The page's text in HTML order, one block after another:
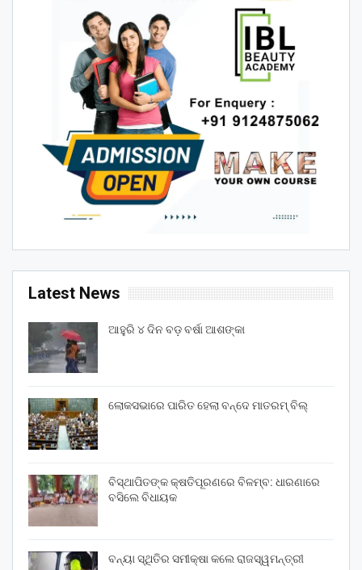
Latest News
ଆହୁରି ୪ ଦିନ ବଡ଼ ବର୍ଷା ଆଶଙ୍କା
ଲୋକସଭାରେ ପାରିତ ହେଲା ବନ୍ଦେ ମାତରମ୍‌ ବିଲ୍‌
ବିସ୍ଥାପିତଙ୍କ କ୍ଷତିପୂରଣରେ ବିଳମ୍ବ: ଧାରଣାରେ
ବସିଲେ ବିଧାୟକ
ବନ୍ୟା ସ୍ଥିତିର ସମୀକ୍ଷା କଲେ ରାଜସ୍ୱମନ୍ତ୍ରୀ